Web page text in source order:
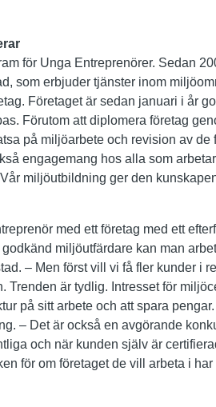
för Unga Entreprenörer. Sedan
som erbjuder tjänster inom
Företaget är sedan januari i år
Förutom att diplomera företag
på miljöarbete och revision av de
engagemang hos alla som
miljöutbildning ger den
med ett företag med ett
miljöutfärdare kan man
– Men först vill vi få fler kunder i
Trenden är tydlig. Intresset för
på sitt arbete och att spara
– Det är också en avgörande
och när kunden själv är
för om företaget de vill arbeta i har